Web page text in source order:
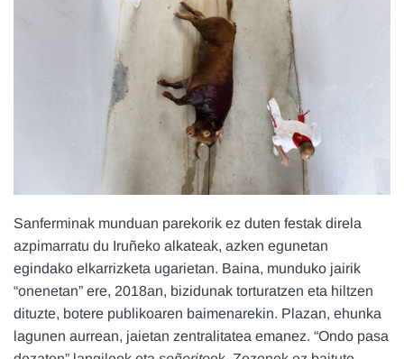
Sanferminak munduan parekorik ez duten festak direla
azpimarratu du Iruñeko alkateak, azken egunetan
egindako elkarrizketa ugarietan. Baina, munduko jairik
“onenetan” ere, 2018an, bizidunak torturatzen eta hiltzen
dituzte, botere publikoaren baimenarekin. Plazan, ehunka
lagunen aurrean, jaietan zentralitatea emanez. “Ondo pasa